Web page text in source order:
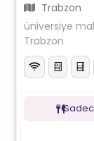
Trabzon
üniversiye
Trabzon